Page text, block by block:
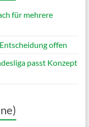
für mehrere
offen
passt Konzept